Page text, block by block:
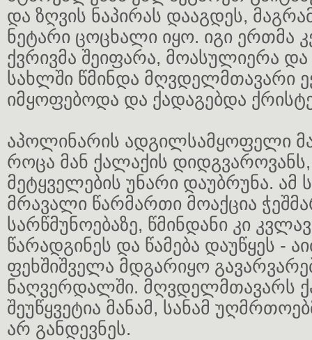
და ზღვის ნაპირას დააგდეს,
ნეტარი ცოცხალი იყო. იგი ერთმა
ქვრივმა შეიფარა, მოასულიერა და
სახლში წმინდა მღვდელმთავარი
იმყოფებოდა და ქადაგებდა
აპოლინარის ადგილსამყოფელი
როცა მან ქალაქის
მეტყველების უნარი დაუბრუნა. ამ
მრავალი წარმართი მოაქცია
სარწმუნოებაზე, წმინდანი კი
წარადგინეს და წამება დაუწყეს -
ფეხშიშველა მდგარიყო
ნაღვერდალში. მღვდელმთავარს
შეუწყვეტია მანამ, სანამ
არ განდევნეს.